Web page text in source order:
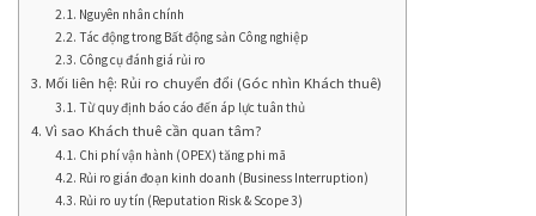
Nguyên nhân chính
Tác động trong Bất động sản Công nghiệp
Công cụ đánh giá rủi ro
Mối liên hệ: Rủi ro chuyển đổi (Góc nhìn Khách thuê)
Từ quy định báo cáo đến áp lực tuân thủ
Vì sao Khách thuê cần quan tâm?
Chi phí vận hành (OPEX) tăng phi mã
Rủi ro gián đoạn kinh doanh (Business Interruption)
Rủi ro uy tín (Reputation Risk & Scope 3)